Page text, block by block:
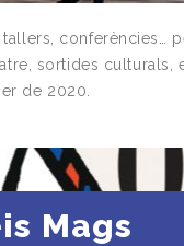
conferències…
sortides culturals,
de 2020.
Mags